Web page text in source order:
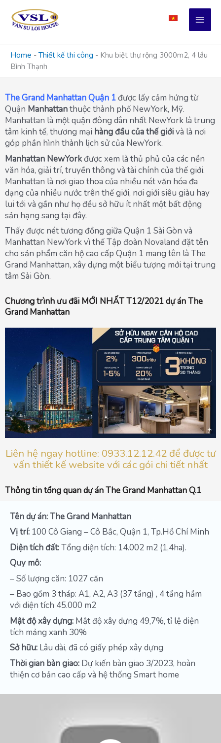
content
Home - Thiết kế thi công - Khu biệt thự rộng 3000m2, 4 lầu
Bình Thạnh
The Grand Manhattan Quận 1được lấy cảm hứng từ
Quận Manhattanthuộc thành phố NewYork, Mỹ.
Manhattan là một quận đông dân nhất NewYork là trung
tâm kinh tế, thương mại hàng đầu của thế giớivà là nơi
góp phần hình thành lịch sử của NewYork.
Manhattan NewYorkđược xem là thủ phủ của các nền
văn hóa, giải trí, truyền thông và tài chính của thế giới.
Manhattan là nơi giao thoa của nhiều nét văn hóa đa
dạng của nhiều nước trên thế giới, nơi giới siêu giàu hay
lui tới và gần như họ đều sở hữu ít nhất một bất động
sản hạng sang tại đây.
Thấy được nét tương đồng giữa Quận 1 Sài Gòn và
Manhattan NewYork vì thế Tập đoàn Novaland đặt tên
cho sản phẩm căn hộ cao cấp Quận 1 mang tên là The
Grand Manhattan, xây dựng một biểu tượng mới tại trung
tâm Sài Gòn.
Chương trình ưu đãi MỚI NHẤT T12/2021 dự án The
Grand Manhattan
Liên hệ ngay hotline: 0933.12.12.42 để được tư
vấn thiết kế website với các gói chi tiết nhất
Thông tin tổng quan dự án The Grand Manhattan Q.1
Tên dự án:The Grand Manhattan
Vị trí: 100 Cô Giang – Cô Bắc, Quận 1, Tp.Hồ Chí Minh
Diện tích đất:Tổng diện tích: 14.002 m2 (1,4ha).
Quy mô:
– Số lượng căn: 1027 căn
– Bao gồm 3 tháp: A1, A2, A3 (37 tầng) , 4 tầng hầm
với diện tích 45.000 m2
Mật độ xây dựng: Mật độ xây dựng 49,7%, tỉ lệ diện
tích mảng xanh 30%
Sở hữu: Lâu dài, đã có giấy phép xây dựng
Thời gian bàn giao: Dự kiến bàn giao 3/2023, hoàn
thiện cơ bản cao cấp và hệ thống Smart home